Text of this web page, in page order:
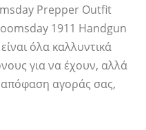
Prepper Outfit
1911 Handgun
όλα καλλυντικά
για να έχουν, αλλά
απόφαση αγοράς σας,